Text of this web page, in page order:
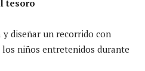
tesoro
y diseñar un recorrido con
niños entretenidos durante